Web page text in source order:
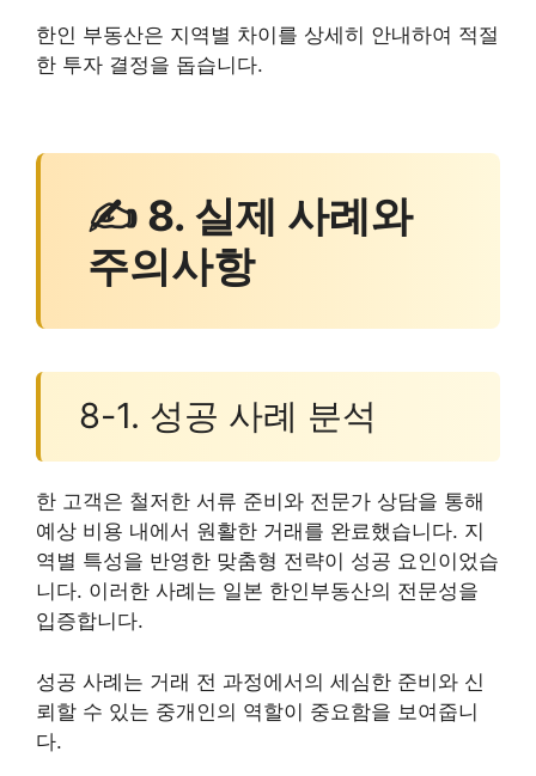
한인 부동산은 지역별 차이를 상세히 안내하여 적절
한 투자 결정을 돕습니다.
✍ 8. 실제 사례와
주의사항
8-1. 성공 사례 분석
한 고객은 철저한 서류 준비와 전문가 상담을 통해
예상 비용 내에서 원활한 거래를 완료했습니다. 지
역별 특성을 반영한 맞춤형 전략이 성공 요인이었습
니다. 이러한 사례는 일본 한인부동산의 전문성을
입증합니다.
성공 사례는 거래 전 과정에서의 세심한 준비와 신
뢰할 수 있는 중개인의 역할이 중요함을 보여줍니
다.